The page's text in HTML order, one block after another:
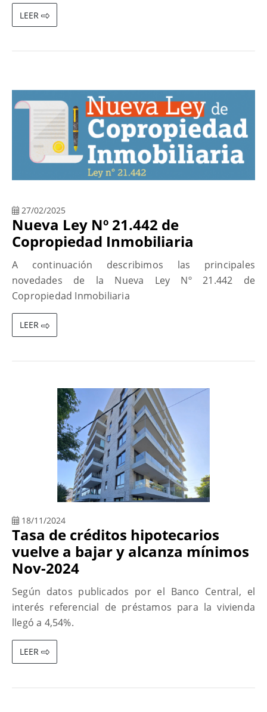
LEER
27/02/2025
Nueva Ley Nº 21.442 de
Copropiedad Inmobiliaria
A continuación describimos las principales
novedades de la Nueva Ley Nº 21.442 de
Copropiedad Inmobiliaria
LEER
18/11/2024
Tasa de créditos hipotecarios
vuelve a bajar y alcanza mínimos
Nov-2024
Según datos publicados por el Banco Central, el
interés referencial de préstamos para la vivienda
llegó a 4,54%.
LEER